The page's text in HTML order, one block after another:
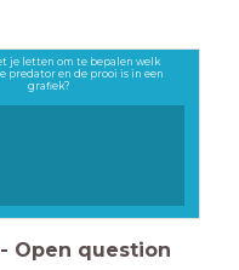
je letten om te bepalen welk
predator en de prooi is in een
grafiek?
- Open question